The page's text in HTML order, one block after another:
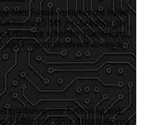
über Signalverstärker mit hoher
bis zu 15 MS pro Sekunde pro
schneller Transienten,
Frequenzanalysen in einem
bieten eine Erfassung und
5 MHz und einer Abtastrate von